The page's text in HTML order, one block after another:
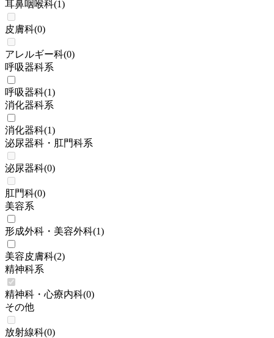
耳鼻咽喉科(1)
皮膚科(0)
アレルギー科(0)
呼吸器科系
呼吸器科(1)
消化器科系
消化器科(1)
泌尿器科・肛門科系
泌尿器科(0)
肛門科(0)
美容系
形成外科・美容外科(1)
美容皮膚科(2)
精神科系
精神科・心療内科(0)
その他
放射線科(0)